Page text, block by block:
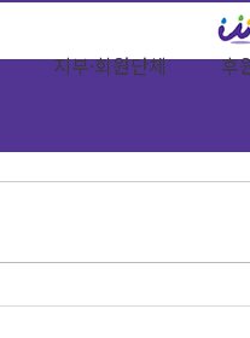
지부·회원단체 후